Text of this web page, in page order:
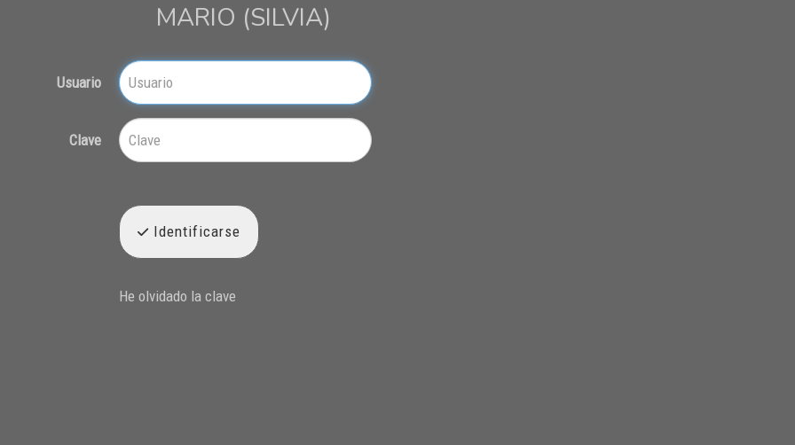
MARIO (SILVIA)
Usuario
Clave
Identificarse
He olvidado la clave